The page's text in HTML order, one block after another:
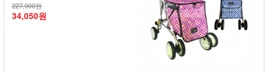
227,000원
34,050원